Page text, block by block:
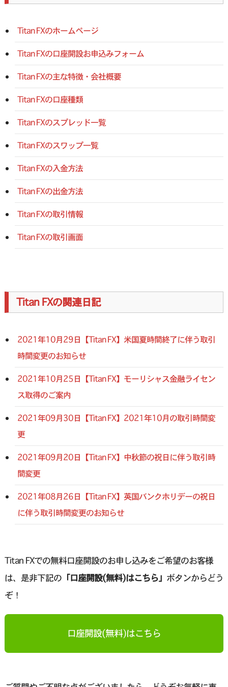
Titan FXのホームページ
Titan FXの口座開設お申込みフォーム
Titan FXの主な特徴・会社概要
Titan FXの口座種類
Titan FXのスプレッド一覧
Titan FXのスワップ一覧
Titan FXの入金方法
Titan FXの出金方法
Titan FXの取引情報
Titan FXの取引画面
Titan FXの関連日記
2021年10月29日【Titan FX】米国夏時間終了に伴う取引
時間変更のお知らせ
2021年10月25日【Titan FX】モーリシャス金融ライセン
ス取得のご案内
2021年09月30日【Titan FX】2021年10月の取引時間変
更
2021年09月20日【Titan FX】中秋節の祝日に伴う取引時
間変更
2021年08月26日【Titan FX】英国バンクホリデーの祝日
に伴う取引時間変更のお知らせ
Titan FXでの無料口座開設のお申し込みをご希望のお客様
は、是非下記の「口座開設(無料)はこちら」 ボタンからどう
ぞ！
口座開設(無料)はこちら